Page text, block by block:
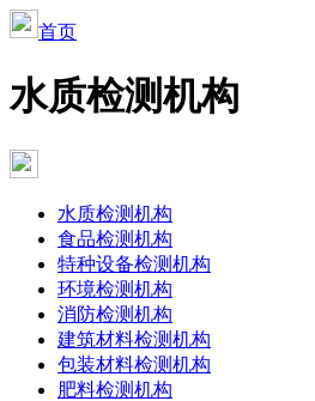
首页
水质检测机构
水质检测机构
食品检测机构
特种设备检测机构
环境检测机构
消防检测机构
建筑材料检测机构
包装材料检测机构
肥料检测机构